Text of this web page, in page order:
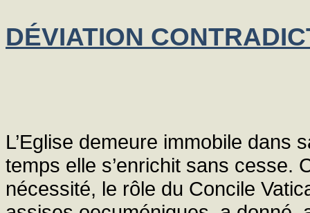
DÉVIATION
L’Eglise demeure immobile dans
temps elle s’enrichit sans cesse.
nécessité, le rôle du Concile